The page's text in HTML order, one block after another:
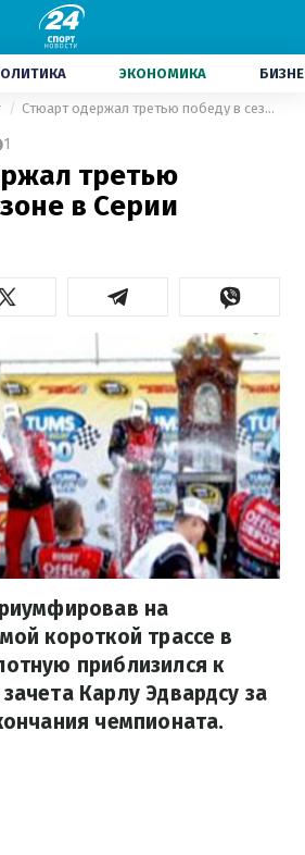
ЭКОНОМИКА
Стюарт одержал третью победу в сезоне в Серии NASCAR
1
третью
в Серии
на
короткой трассе в
приблизился к
Карлу Эдвардсу за
чемпионата.